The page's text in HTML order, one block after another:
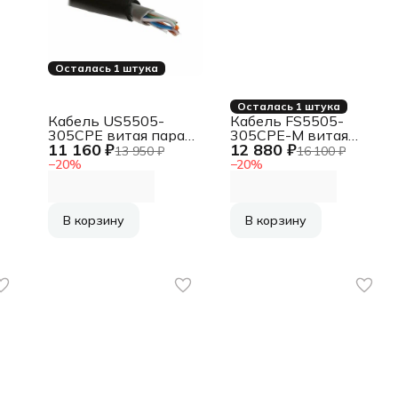
DRUM/305M
Осталась 1 штука
11 160 ₽13 950 ₽
−20%
Кабель US5505-
305CPE витая пара
UTP/SOLID/5E/24AWG/COPPER/PVC+PE/BLACK/
В корзину
Осталась 1 штука
12 880 ₽16 100 ₽
−20%
Кабель FS5505-
305CPE-M витая
пара
FTP/SOLID/5E/24AWG/
В корзину